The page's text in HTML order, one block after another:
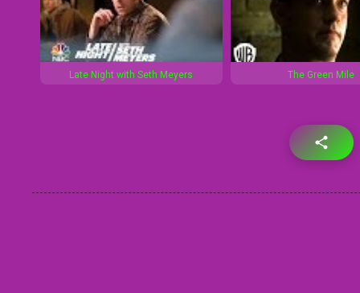
Late Night with Seth Meyers The Green Mile